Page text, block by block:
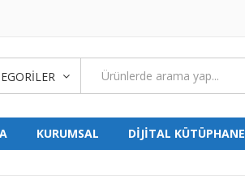
KURUMSAL DİJİTAL KÜTÜPHANE